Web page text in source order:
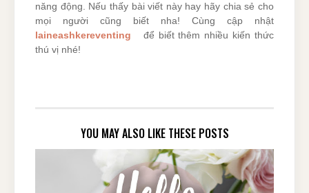
năng động. Nếu thấy bài viết này hay hãy chia sẻ cho
mọi người cũng biết nha! Cùng cập nhật
laineashkereventing để biết thêm nhiều kiến thức
thú vị nhé!
YOU MAY ALSO LIKE THESE POSTS